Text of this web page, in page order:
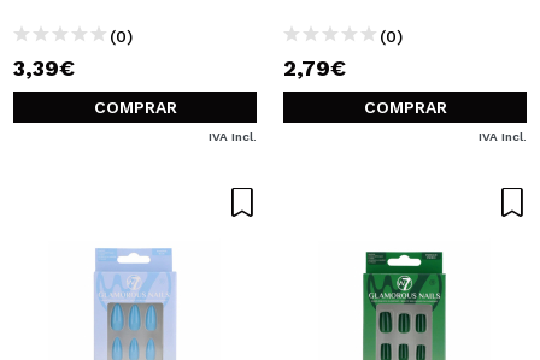
(0)
3,39€
COMPRAR
IVA Incl.
(0)
2,79€
COMPRAR
IVA Incl.